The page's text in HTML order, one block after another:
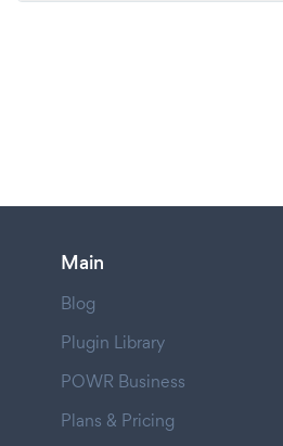
Main
Blog
Plugin Library
POWR Business
Plans & Pricing